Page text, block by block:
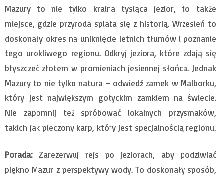
Mazury to nie tylko kraina tysiąca jezior, to także
miejsce, gdzie przyroda splata się z historią. Wrzesień to
doskonały okres na uniknięcie letnich tłumów i poznanie
tego urokliwego regionu. Odkryj jeziora, które zdają się
błyszczeć złotem w promieniach jesiennej słońca. Jednak
Mazury to nie tylko natura – odwiedź zamek w Malborku,
który jest największym gotyckim zamkiem na świecie.
Nie zapomnij też spróbować lokalnych przysmaków,
takich jak pieczony karp, który jest specjalnością regionu.
Porada: Zarezerwuj rejs po jeziorach, aby podziwiać
piękno Mazur z perspektywy wody. To doskonały sposób,